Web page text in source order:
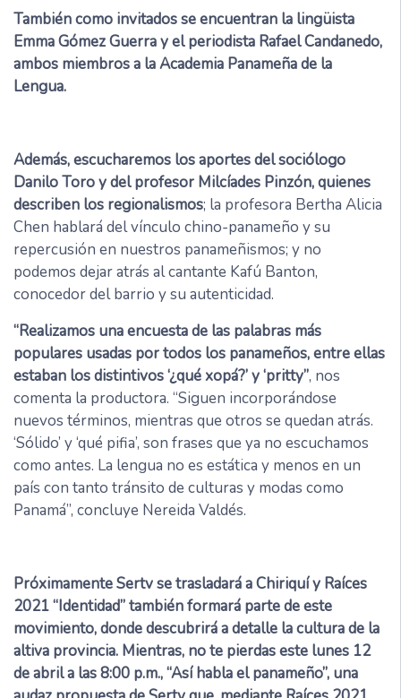
También como invitados se encuentran la lingüista
Emma Gómez Guerra y el periodista Rafael Candanedo,
ambos miembros a la Academia Panameña de la
Lengua.
Además, escucharemos los aportes del sociólogo
Danilo Toro y del profesor Milcíades Pinzón, quienes
describen los regionalismos; la profesora Bertha Alicia
Chen hablará del vínculo chino-panameño y su
repercusión en nuestros panameñismos; y no
podemos dejar atrás al cantante Kafú Banton,
conocedor del barrio y su autenticidad.
“Realizamos una encuesta de las palabras más
populares usadas por todos los panameños, entre ellas
estaban los distintivos ‘¿qué xopá?’ y ‘pritty”, nos
comenta la productora. “Siguen incorporándose
nuevos términos, mientras que otros se quedan atrás.
‘Sólido’ y ‘qué pifia’, son frases que ya no escuchamos
como antes. La lengua no es estática y menos en un
país con tanto tránsito de culturas y modas como
Panamá”, concluye Nereida Valdés.
Próximamente Sertv se trasladará a Chiriquí y Raíces
2021 “Identidad” también formará parte de este
movimiento, donde descubrirá a detalle la cultura de la
altiva provincia. Mientras, no te pierdas este lunes 12
de abril a las 8:00 p.m., “Así habla el panameño”, una